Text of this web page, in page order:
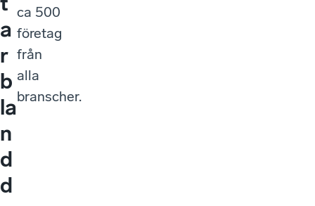
a
r
b
la
n
d
d
ca 500
företag
från
alla
branscher.